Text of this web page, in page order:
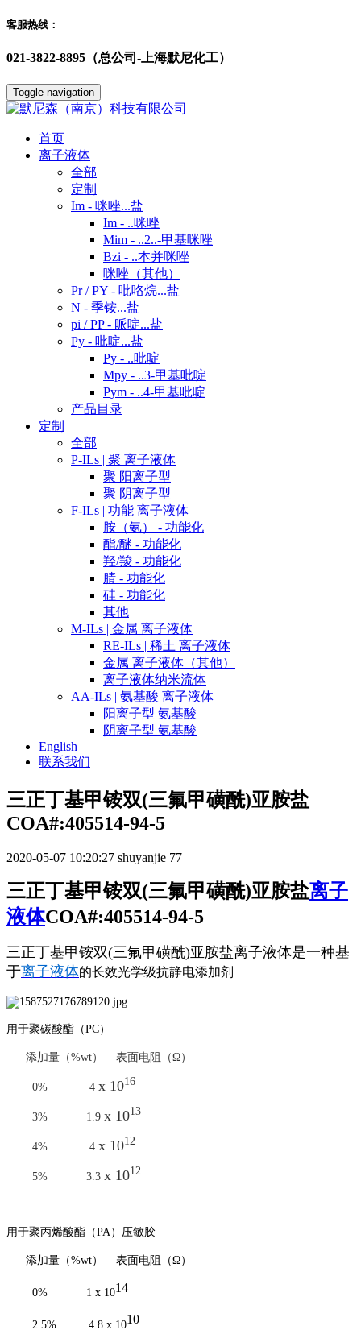
客服热线：
021-3822-8895（总公司-上海默尼化工）
Toggle navigation
首页
离子液体
全部
定制
Im - 咪唑...盐
Im - ..咪唑
Mim - ..2..-甲基咪唑
Bzi - ..本并咪唑
咪唑（其他）
Pr / PY - 吡咯烷...盐
N - 季铵...盐
pi / PP - 哌啶...盐
Py - 吡啶...盐
Py - ..吡啶
Mpy - ..3-甲基吡啶
Pym - ..4-甲基吡啶
产品目录
定制
全部
P-ILs | 聚 离子液体
聚 阳离子型
聚 阴离子型
F-ILs | 功能 离子液体
胺（氨） - 功能化
酯/醚 - 功能化
羟/羧 - 功能化
腈 - 功能化
硅 - 功能化
其他
M-ILs | 金属 离子液体
RE-ILs | 稀土 离子液体
金属 离子液体（其他）
离子液体纳米流体
AA-ILs | 氨基酸 离子液体
阳离子型 氨基酸
阴离子型 氨基酸
English
联系我们
三正丁基甲铵双(三氟甲磺酰)亚胺盐
COA#:405514-94-5
2020-05-07 10:20:27 shuyanjie 77
三正丁基甲铵双(三氟甲磺酰)亚胺盐离子
液体COA#:405514-94-5
三正丁基甲铵双(三氟甲磺酰)亚胺盐离子液体是一种基
于离子液体的长效光学级抗静电添加剂
用于聚碳酸酯（PC）
添加量（%wt） 表面电阻（Ω）
0% 4 x 1016
3% 1.9 x 1013
4% 4 x 1012
5% 3.3 x 1012
用于聚丙烯酸酯（PA）压敏胶
添加量（%wt） 表面电阻（Ω）
0% 1 x 1014
2.5% 4.8 x 1010